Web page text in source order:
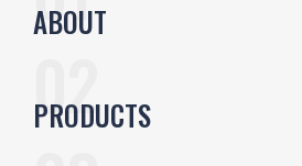
ABOUT
PRODUCTS